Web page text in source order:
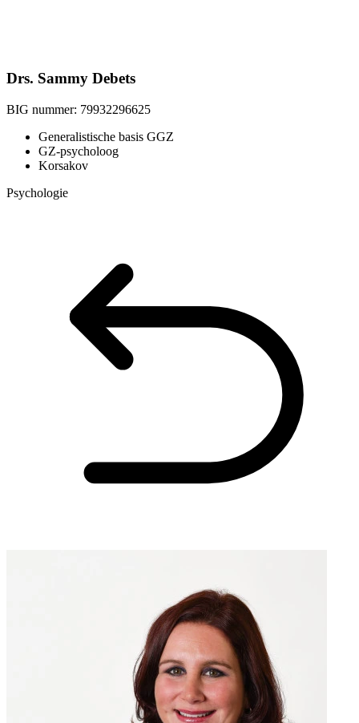
Drs. Sammy Debets
BIG nummer: 79932296625
Generalistische basis GGZ
GZ-psycholoog
Korsakov
Psychologie